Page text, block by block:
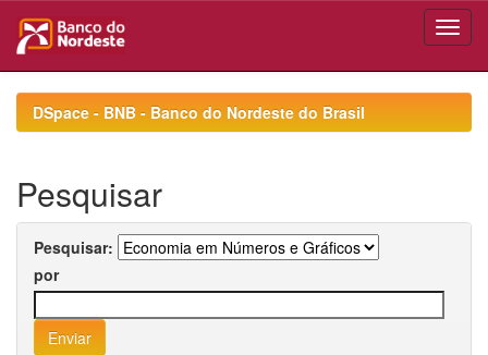
navigationDSpace - BNB - Banco do Nordeste do Brasil
Pesquisar
Pesquisar:
por